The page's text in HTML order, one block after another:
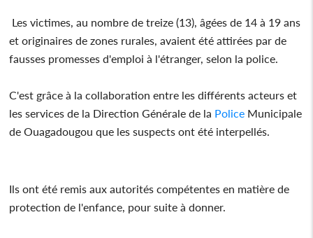
Les victimes, au nombre de treize (13), âgées de 14 à 19 ans
et originaires de zones rurales, avaient été attirées par de
fausses promesses d'emploi à l'étranger, selon la police.
C'est grâce à la collaboration entre les différents acteurs et
les services de la Direction Générale de la Police Municipale
de Ouagadougou que les suspects ont été interpellés.
Ils ont été remis aux autorités compétentes en matière de
protection de l'enfance, pour suite à donner.